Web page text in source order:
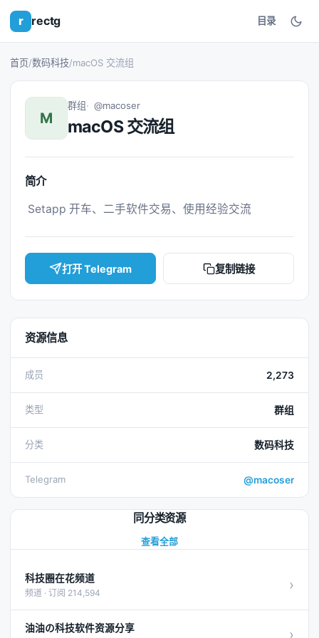
r rectg 目录
首页/数码科技/macOS 交流组
M
群组 @macoser
macOS 交流组
简介
Setapp 开车、二手软件交易、使用经验交流
打开 Telegram 复制链接
资源信息
成员 2,273
类型 群组
分类 数码科技
Telegram @macoser
同分类资源
查看全部
科技圈在花频道
频道 · 订阅 214,594 ›
油油の科技软件资源分享 ›